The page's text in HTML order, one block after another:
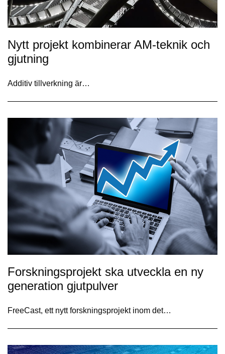
Nytt projekt kombinerar AM-teknik och
gjutning
Additiv tillverkning är…
Forskningsprojekt ska utveckla en ny
generation gjutpulver
FreeCast, ett nytt forskningsprojekt inom det…